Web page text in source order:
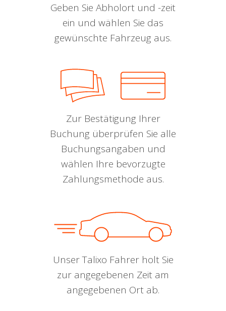
Geben Sie Abholort und -zeit
ein und wählen Sie das
gewünschte Fahrzeug aus.
Zur Bestätigung Ihrer
Buchung überprüfen Sie alle
Buchungsangaben und
wählen Ihre bevorzugte
Zahlungsmethode aus.
Unser Talixo Fahrer holt Sie
zur angegebenen Zeit am
angegebenen Ort ab.